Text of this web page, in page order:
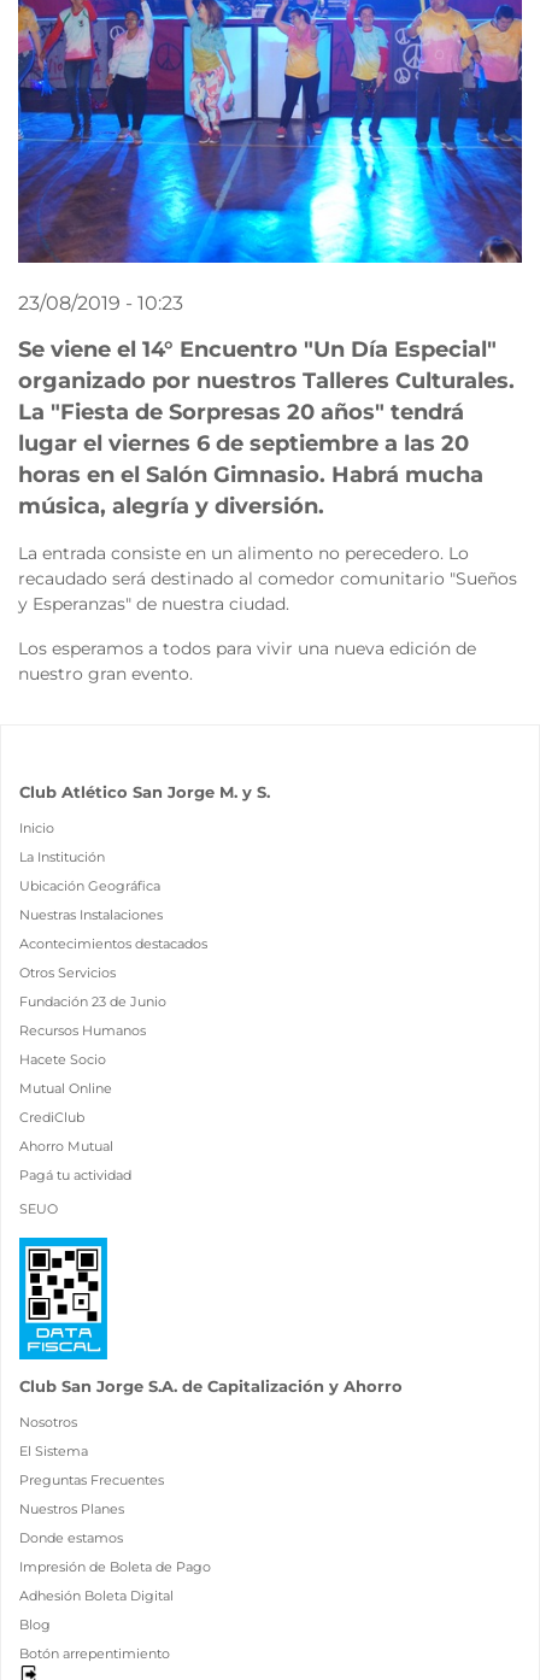
23/08/2019 - 10:23
Se viene el 14° Encuentro "Un Día Especial"
organizado por nuestros Talleres Culturales.
La "Fiesta de Sorpresas 20 años" tendrá
lugar el viernes 6 de septiembre a las 20
horas en el Salón Gimnasio. Habrá mucha
música, alegría y diversión.
La entrada consiste en un alimento no perecedero. Lo
recaudado será destinado al comedor comunitario "Sueños
y Esperanzas" de nuestra ciudad.
Los esperamos a todos para vivir una nueva edición de
nuestro gran evento.
Club Atlético San Jorge M. y S.
Inicio
La Institución
Ubicación Geográfica
Nuestras Instalaciones
Acontecimientos destacados
Otros Servicios
Fundación 23 de Junio
Recursos Humanos
Hacete Socio
Mutual Online
CrediClub
Ahorro Mutual
Pagá tu actividad
SEUO
Club San Jorge S.A. de Capitalización y Ahorro
Nosotros
El Sistema
Preguntas Frecuentes
Nuestros Planes
Donde estamos
Impresión de Boleta de Pago
Adhesión Boleta Digital
Blog
Botón arrepentimiento